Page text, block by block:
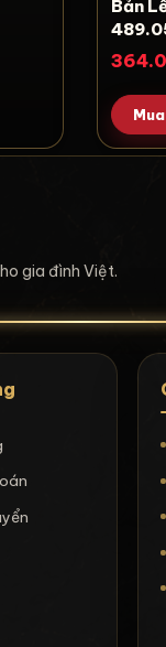
Bản
gia đình Việt.